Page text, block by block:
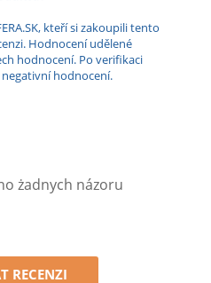
kteří si zakoupili tento
Hodnocení udělené
hodnocení. Po verifikaci
hodnocení.
żadnych názoru
RECENZI